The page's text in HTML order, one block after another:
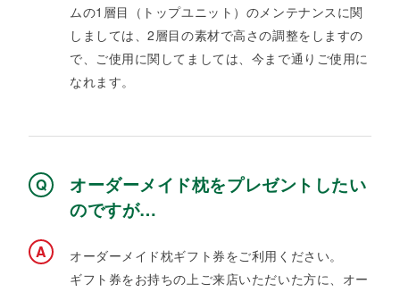
ムの1層目（トップユニット）のメンテナンスに関
しましては、2層目の素材で高さの調整をしますの
で、ご使用に関してましては、今まで通りご使用に
なれます。
オーダーメイド枕をプレゼントしたい
のですが…
オーダーメイド枕ギフト券をご利用ください。​
ギフト券をお持ちの上ご来店いただいた方に、オー